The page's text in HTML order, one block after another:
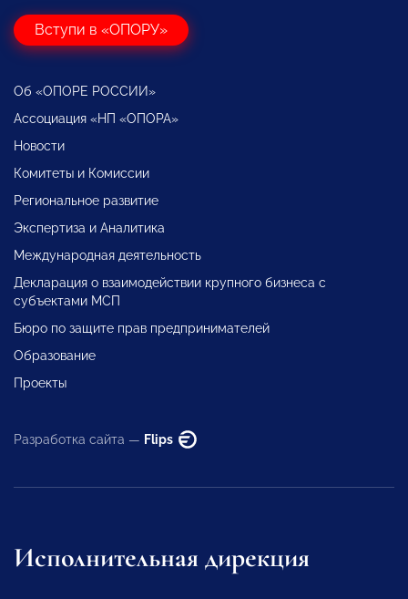
Вступи в «ОПОРУ»
Об «ОПОРЕ РОССИИ»
Ассоциация «НП «ОПОРА»
Новости
Комитеты и Комиссии
Региональное развитие
Экспертиза и Аналитика
Международная деятельность
Декларация о взаимодействии крупного бизнеса с
субъектами МСП
Бюро по защите прав предпринимателей
Образование
Проекты
Разработка сайта — Flips
Исполнительная дирекция